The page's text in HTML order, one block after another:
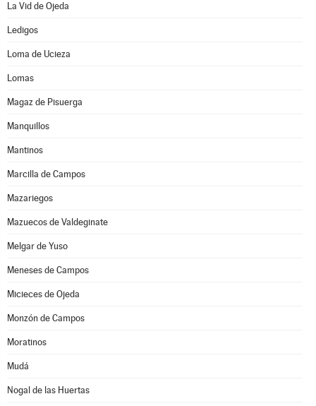
La Vid de Ojeda
Ledigos
Loma de Ucieza
Lomas
Magaz de Pisuerga
Manquillos
Mantinos
Marcilla de Campos
Mazariegos
Mazuecos de Valdeginate
Melgar de Yuso
Meneses de Campos
Micieces de Ojeda
Monzón de Campos
Moratinos
Mudá
Nogal de las Huertas